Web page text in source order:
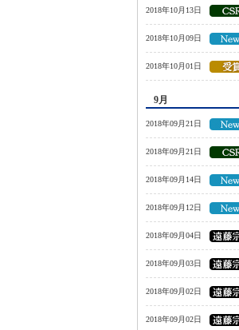
2018年10月13日
2018年10月09日
2018年10月01日
9月
2018年09月21日
2018年09月21日
2018年09月14日
2018年09月12日
2018年09月04日
2018年09月03日
2018年09月02日
2018年09月02日